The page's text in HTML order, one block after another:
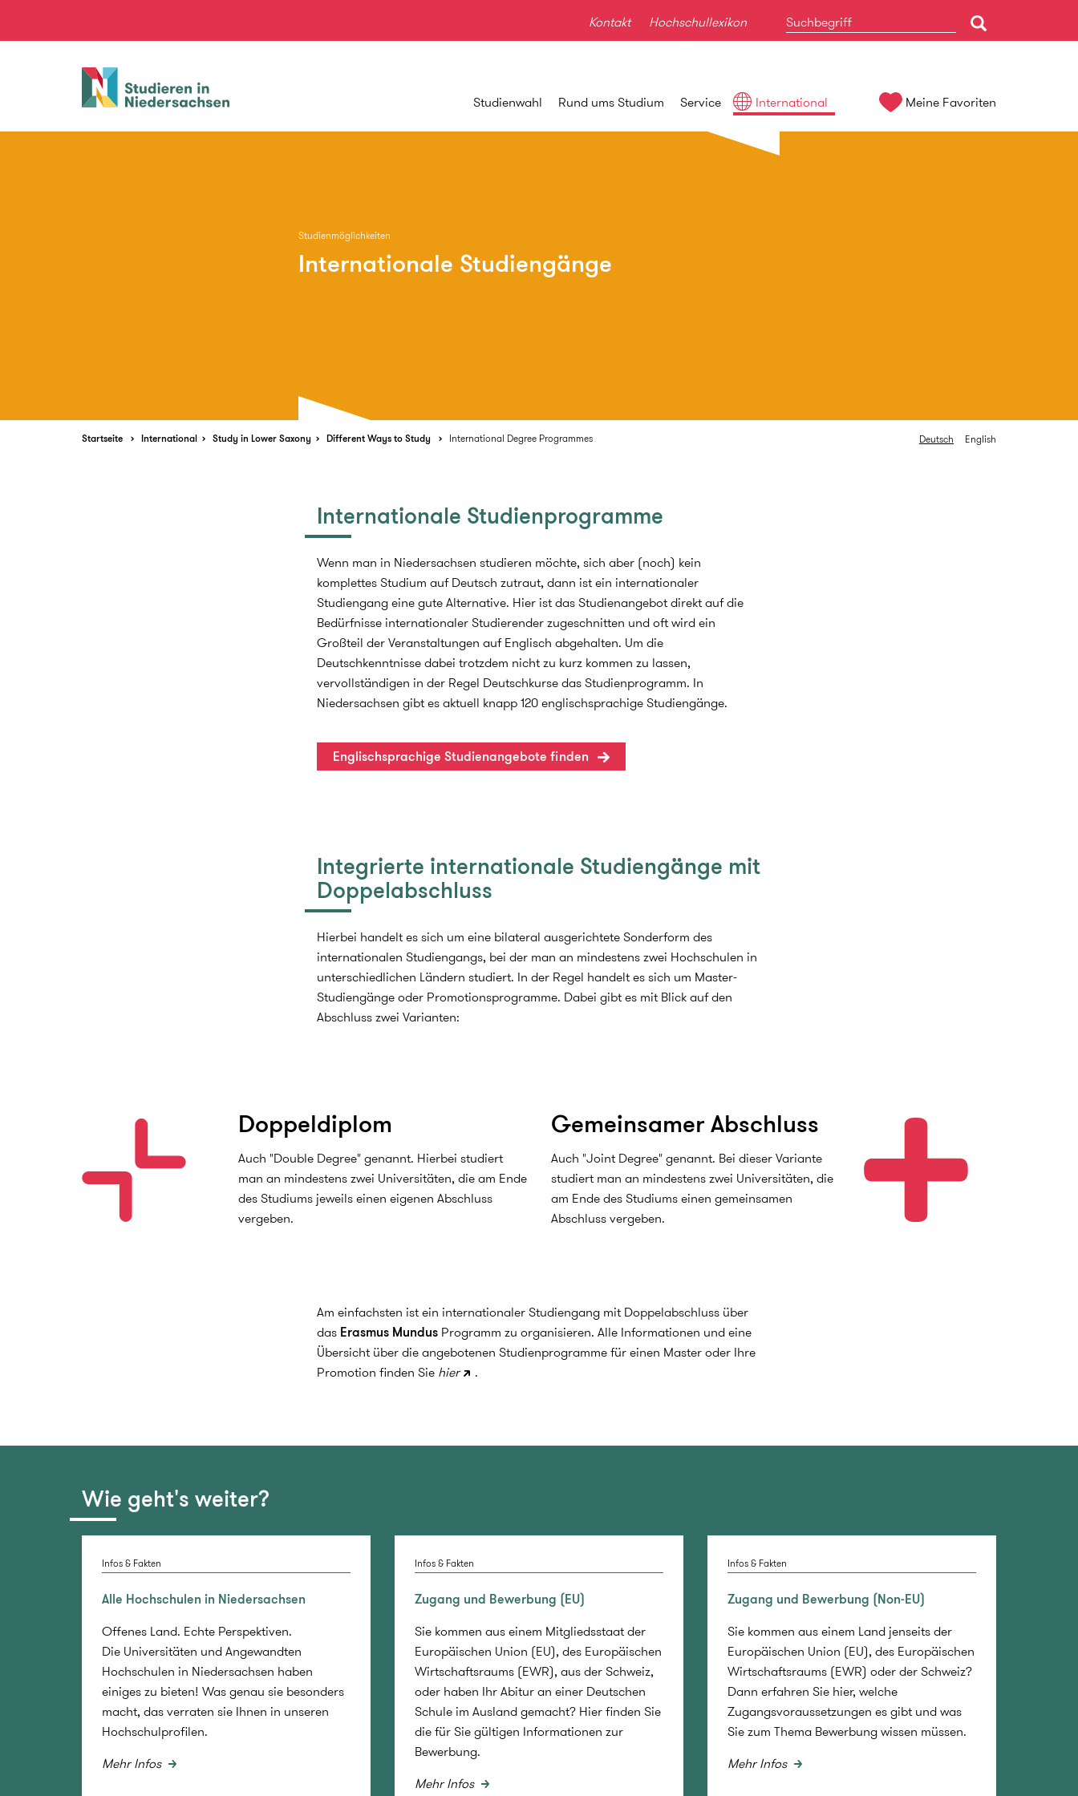
Kontakt Hochschullexikon
Studieren
in
Studienwahl Rund ums Studium Service International Meine Favoriten
Studienmöglichkeiten
Internationale Studiengänge
Startseite International Study in Lower Saxony Different Ways to Study International Degree Programmes Deutsch English
Internationale Studienprogramme
Wenn man in Niedersachsen studieren möchte, sich aber (noch) kein
komplettes Studium auf Deutsch zutraut, dann ist ein internationaler
Studiengang eine gute Alternative. Hier ist das Studienangebot direkt auf die
Bedürfnisse internationaler Studierender zugeschnitten und oft wird ein
Großteil der Veranstaltungen auf Englisch abgehalten. Um die
Deutschkenntnisse dabei trotzdem nicht zu kurz kommen zu lassen,
vervollständigen in der Regel Deutschkurse das Studienprogramm. In
Niedersachsen gibt es aktuell knapp 120 englischsprachige Studiengänge.
Englischsprachige Studienangebote finden
Integrierte internationale Studiengänge mit
Doppelabschluss
Hierbei handelt es sich um eine bilateral ausgerichtete Sonderform des
internationalen Studiengangs, bei der man an mindestens zwei Hochschulen in
unterschiedlichen Ländern studiert. In der Regel handelt es sich um Master-
Studiengänge oder Promotionsprogramme. Dabei gibt es mit Blick auf den
Abschluss zwei Varianten:
Doppeldiplom
Auch "Double Degree" genannt. Hierbei studiert
man an mindestens zwei Universitäten, die am Ende
des Studiums jeweils einen eigenen Abschluss
vergeben.
Gemeinsamer Abschluss
Auch "Joint Degree" genannt. Bei dieser Variante
studiert man an mindestens zwei Universitäten, die
am Ende des Studiums einen gemeinsamen
Abschluss vergeben.
Am einfachsten ist ein internationaler Studiengang mit Doppelabschluss über
das Erasmus Mundus Programm zu organisieren. Alle Informationen und eine
Übersicht über die angebotenen Studienprogramme für einen Master oder Ihre
Promotion finden Sie hier .
Wie geht's weiter?
Infos & Fakten
Alle Hochschulen in Niedersachsen
Offenes Land. Echte Perspektiven.
Die Universitäten und Angewandten
Hochschulen in Niedersachsen haben
einiges zu bieten! Was genau sie besonders
macht, das verraten sie Ihnen in unseren
Hochschulprofilen.
Mehr Infos
Infos & Fakten
Zugang und Bewerbung (EU)
Sie kommen aus einem Mitgliedsstaat der
Europäischen Union (EU), des Europäischen
Wirtschaftsraums (EWR), aus der Schweiz,
oder haben Ihr Abitur an einer Deutschen
Schule im Ausland gemacht? Hier finden Sie
die für Sie gültigen Informationen zur
Bewerbung.
Mehr Infos
Infos & Fakten
Zugang und Bewerbung (Non-EU)
Sie kommen aus einem Land jenseits der
Europäischen Union (EU), des Europäischen
Wirtschaftsraums (EWR) oder der Schweiz?
Dann erfahren Sie hier, welche
Zugangsvoraussetzungen es gibt und was
Sie zum Thema Bewerbung wissen müssen.
Mehr Infos